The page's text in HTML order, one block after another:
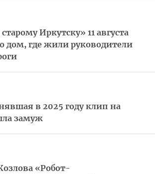
Иркутску» 11 августа
дом, где жили руководители
в 2025 году клип на
замуж
«Робот-